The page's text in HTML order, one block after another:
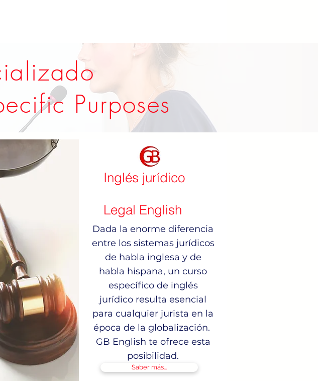
Purposes
Inglés jurídico
Legal English
Dada la enorme diferencia
entre los sistemas jurídicos
de habla inglesa y de
habla hispana, un curso
específico de inglés
jurídico resulta esencial
para cualquier jurista en la
época de la globalización.
GB English te ofrece esta
posibilidad.
Saber más...